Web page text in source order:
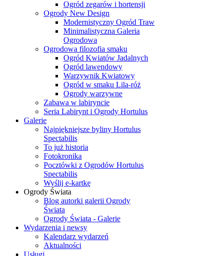
Ogród zegarów i hortensji
Ogrody New Design
Modernistyczny Ogród Traw
Minimalistyczna Galeria
Ogrodowa
Ogrodowa filozofia smaku
Ogród Kwiatów Jadalnych
Ogród lawendowy
Warzywnik Kwiatowy
Ogród w smaku Lila-róż
Ogrody warzywne
Zabawa w labiryncie
Seria Labirynt i Ogrody Hortulus
Galerie
Najpiękniejsze byliny Hortulus
Spectabilis
To już historia
Fotokronika
Pocztówki z Ogrodów Hortulus
Spectabilis
Wyślij e-kartkę
Ogrody Świata
Blog autorki galerii Ogrody
Świata
Ogrody Świata - Galerie
Wydarzenia i newsy
Kalendarz wydarzeń
Aktualności
Usługi